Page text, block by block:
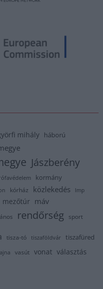
mihály háború
Jászberény
kormány
kórház közlekedés lmp
mezőtúr máv
rendőrség sport
tisza-tó tiszaföldvár tiszafüred
vasút vonat választás